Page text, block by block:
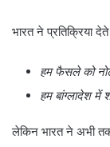
भारत ने प्रतिक्रिया
हम फैसले को
हम बांग्लादेश में
लेकिन भारत ने अभी तक